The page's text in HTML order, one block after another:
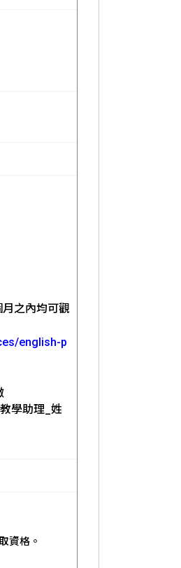
之內均可觀
english-p
學助理_姓
資格。